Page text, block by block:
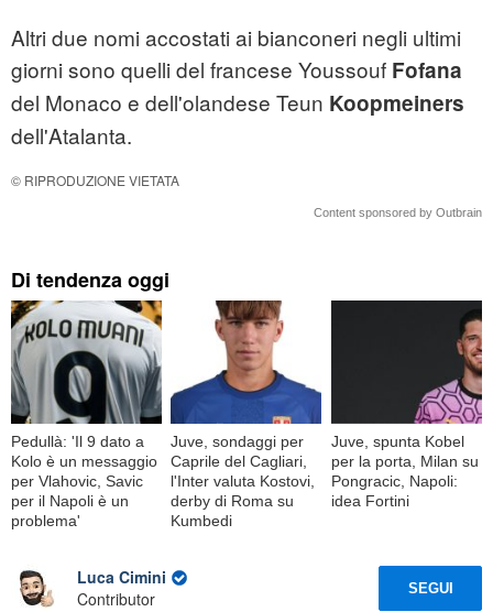
Altri due nomi accostati ai bianconeri negli ultimi
giorni sono quelli del francese Youssouf Fofana
del Monaco e dell'olandese Teun Koopmeiners
dell'Atalanta.
© RIPRODUZIONE VIETATA
Content sponsored by Outbrain
Di tendenza oggi
Pedullà: 'Il 9 dato a
Kolo è un messaggio
per Vlahovic, Savic
per il Napoli è un
problema'
Juve, sondaggi per
Caprile del Cagliari,
l'Inter valuta Kostovi,
derby di Roma su
Kumbedi
Juve, spunta Kobel
per la porta, Milan su
Pongracic, Napoli:
idea Fortini
Luca Cimini
Contributor
SEGUI